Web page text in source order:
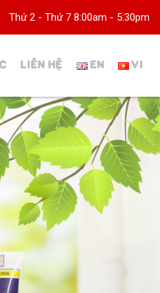
Thứ 2 - Thứ 7 8:00am - 5:30pm
LIÊN HỆ